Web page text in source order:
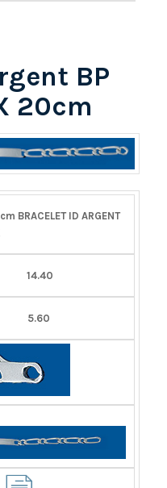
BP
20cm
LARGEUR FERMOIR
BRACELET ID ARGENT
14.40
5.60